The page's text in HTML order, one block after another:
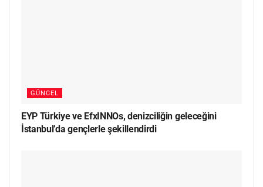
GÜNCEL
EYP Türkiye ve EfxINNOs, denizciliğin geleceğini
İstanbul’da gençlerle şekillendirdi